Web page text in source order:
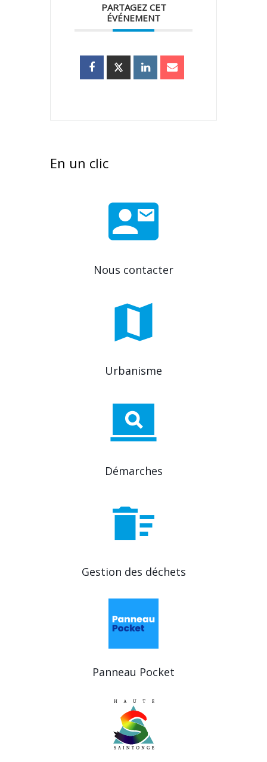
PARTAGEZ CET
ÉVÉNEMENT
En un clic
Nous contacter
Urbanisme
Démarches
Gestion des déchets
Panneau Pocket